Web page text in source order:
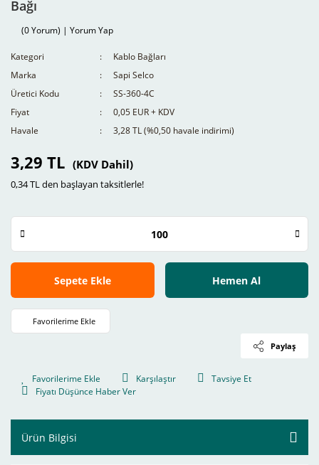
Bağı
(0 Yorum) | Yorum Yap
Kategori
Kablo Bağları
Marka
Sapi Selco
Üretici Kodu
SS-360-4C
Fiyat
0,05 EUR + KDV
Havale
3,28 TL (%0,50 havale indirimi)
3,29 TL (KDV Dahil)
0,34 TL den başlayan taksitlerle!
Sepete Ekle Hemen Al
Paylaş
Karşılaştır
Tavsiye Et
Fiyatı Düşünce Haber Ver
Ürün Bilgisi